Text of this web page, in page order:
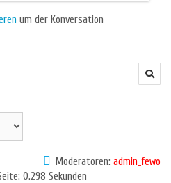
um der Konversation
Moderatoren: admin_fewo
0.298 Sekunden